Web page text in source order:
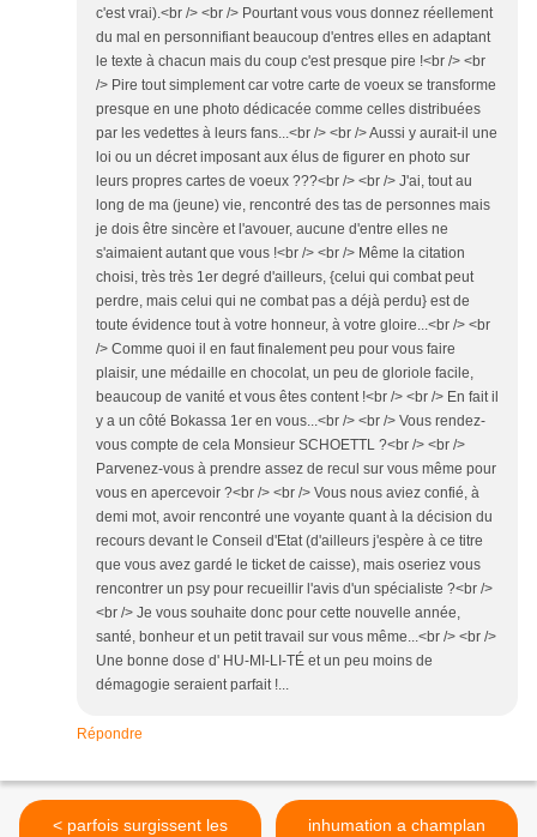
c'est vrai).<br /> <br /> Pourtant vous vous donnez réellement
du mal en personnifiant beaucoup d'entres elles en adaptant
le texte à chacun mais du coup c'est presque pire !<br /> <br
/> Pire tout simplement car votre carte de voeux se transforme
presque en une photo dédicacée comme celles distribuées
par les vedettes à leurs fans...<br /> <br /> Aussi y aurait-il une
loi ou un décret imposant aux élus de figurer en photo sur
leurs propres cartes de voeux ???<br /> <br /> J'ai, tout au
long de ma (jeune) vie, rencontré des tas de personnes mais
je dois être sincère et l'avouer, aucune d'entre elles ne
s'aimaient autant que vous !<br /> <br /> Même la citation
choisi, très très 1er degré d'ailleurs, {celui qui combat peut
perdre, mais celui qui ne combat pas a déjà perdu} est de
toute évidence tout à votre honneur, à votre gloire...<br /> <br
/> Comme quoi il en faut finalement peu pour vous faire
plaisir, une médaille en chocolat, un peu de gloriole facile,
beaucoup de vanité et vous êtes content !<br /> <br /> En fait il
y a un côté Bokassa 1er en vous...<br /> <br /> Vous rendez-
vous compte de cela Monsieur SCHOETTL ?<br /> <br />
Parvenez-vous à prendre assez de recul sur vous même pour
vous en apercevoir ?<br /> <br /> Vous nous aviez confié, à
demi mot, avoir rencontré une voyante quant à la décision du
recours devant le Conseil d'Etat (d'ailleurs j'espère à ce titre
que vous avez gardé le ticket de caisse), mais oseriez vous
rencontrer un psy pour recueillir l'avis d'un spécialiste ?<br />
<br /> Je vous souhaite donc pour cette nouvelle année,
santé, bonheur et un petit travail sur vous même...<br /> <br />
Une bonne dose d' HU-MI-LI-TÉ et un peu moins de
démagogie seraient parfait !...
Répondre
< parfois surgissent les
inhumation a champlan